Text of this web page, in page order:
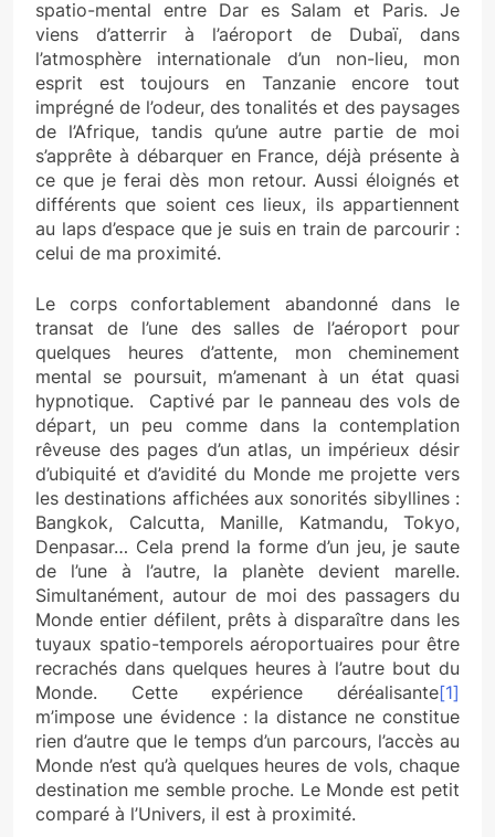
spatio-mental entre Dar es Salam et Paris. Je
viens d’atterrir à l’aéroport de Dubaï, dans
l’atmosphère internationale d’un non-lieu, mon
esprit est toujours en Tanzanie encore tout
imprégné de l’odeur, des tonalités et des paysages
de l’Afrique, tandis qu’une autre partie de moi
s’apprête à débarquer en France, déjà présente à
ce que je ferai dès mon retour. Aussi éloignés et
différents que soient ces lieux, ils appartiennent
au laps d’espace que je suis en train de parcourir :
celui de ma proximité.
Le corps confortablement abandonné dans le
transat de l’une des salles de l’aéroport pour
quelques heures d’attente, mon cheminement
mental se poursuit, m’amenant à un état quasi
hypnotique. Captivé par le panneau des vols de
départ, un peu comme dans la contemplation
rêveuse des pages d’un atlas, un impérieux désir
d’ubiquité et d’avidité du Monde me projette vers
les destinations affichées aux sonorités sibyllines :
Bangkok, Calcutta, Manille, Katmandu, Tokyo,
Denpasar… Cela prend la forme d’un jeu, je saute
de l’une à l’autre, la planète devient marelle.
Simultanément, autour de moi des passagers du
Monde entier défilent, prêts à disparaître dans les
tuyaux spatio-temporels aéroportuaires pour être
recrachés dans quelques heures à l’autre bout du
Monde. Cette expérience déréalisante[1]
m’impose une évidence : la distance ne constitue
rien d’autre que le temps d’un parcours, l’accès au
Monde n’est qu’à quelques heures de vols, chaque
destination me semble proche. Le Monde est petit
comparé à l’Univers, il est à proximité.